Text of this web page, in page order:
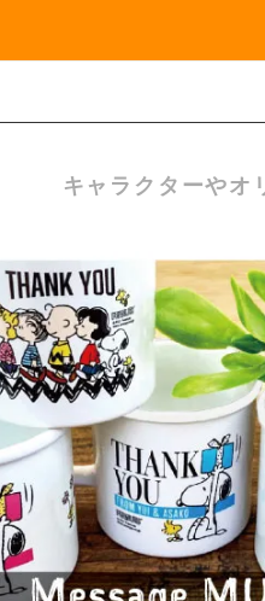
キャラクターやオ